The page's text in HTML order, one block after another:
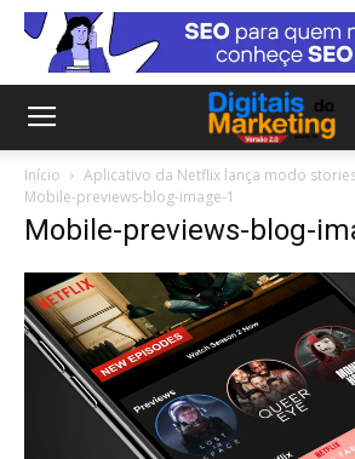
Início
Aplicativo da Netflix lança modo
Mobile-previews-blog-image-1
Mobile-previews-blog-